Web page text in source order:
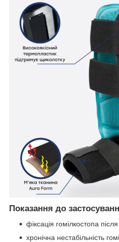
Показання до
фіксація гомілкостопа
хронічна нестабільність